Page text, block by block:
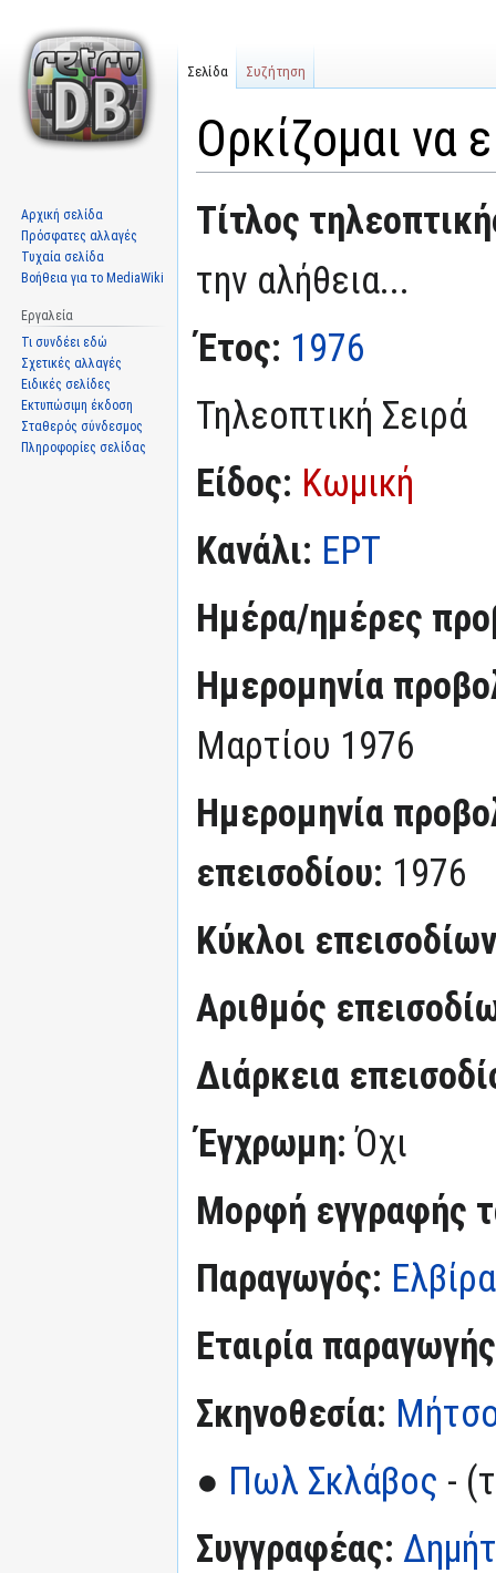
Ορκίζομαι να
Μετάβαση
στην
Πήδηση
στην
Τίτλος
την αλήθεια...
Έτος: 1976
Τηλεοπτική Σειρά
Είδος: Κωμική
Κανάλι: ΕΡΤ
Ημέρα/ημέρες
Ημερομηνία
Μαρτίου 1976
Ημερομηνία
επεισοδίου: 1976
Κύκλοι
Αριθμός
Διάρκεια
Έγχρωμη:Όχι
Μορφή εγγραφής
Παραγωγός:
Εταιρία
Σκηνοθεσία:
● Πωλ Σκλάβος -
Συγγραφέας:
Σελίδα Συζήτηση
Αρχική σελίδα
Πρόσφατες αλλαγές
Τυχαία σελίδα
Βοήθεια για το MediaWiki
Εργαλεία
Τι συνδέει εδώ
Σχετικές αλλαγές
Ειδικές σελίδες
Εκτυπώσιμη έκδοση
Σταθερός σύνδεσμος
Πληροφορίες σελίδας